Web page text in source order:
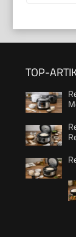
TOP-